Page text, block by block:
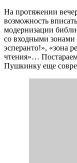
На протяжении
возможность
модернизации
со входными зонами
эсперанто!», «зона
чтения»…
Пушкинку еще